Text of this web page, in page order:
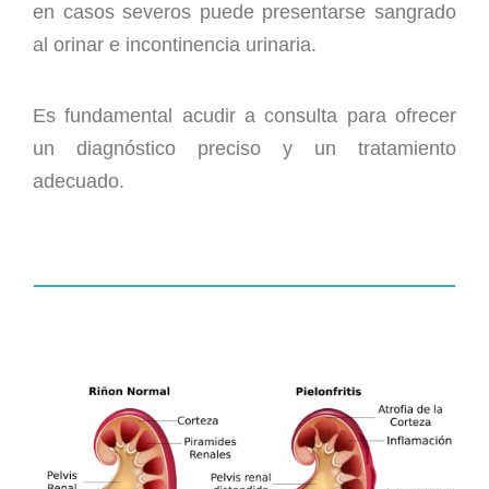
en casos severos puede presentarse sangrado
al orinar e incontinencia urinaria.
Es fundamental acudir a consulta para ofrecer
un diagnóstico preciso y un tratamiento
adecuado.